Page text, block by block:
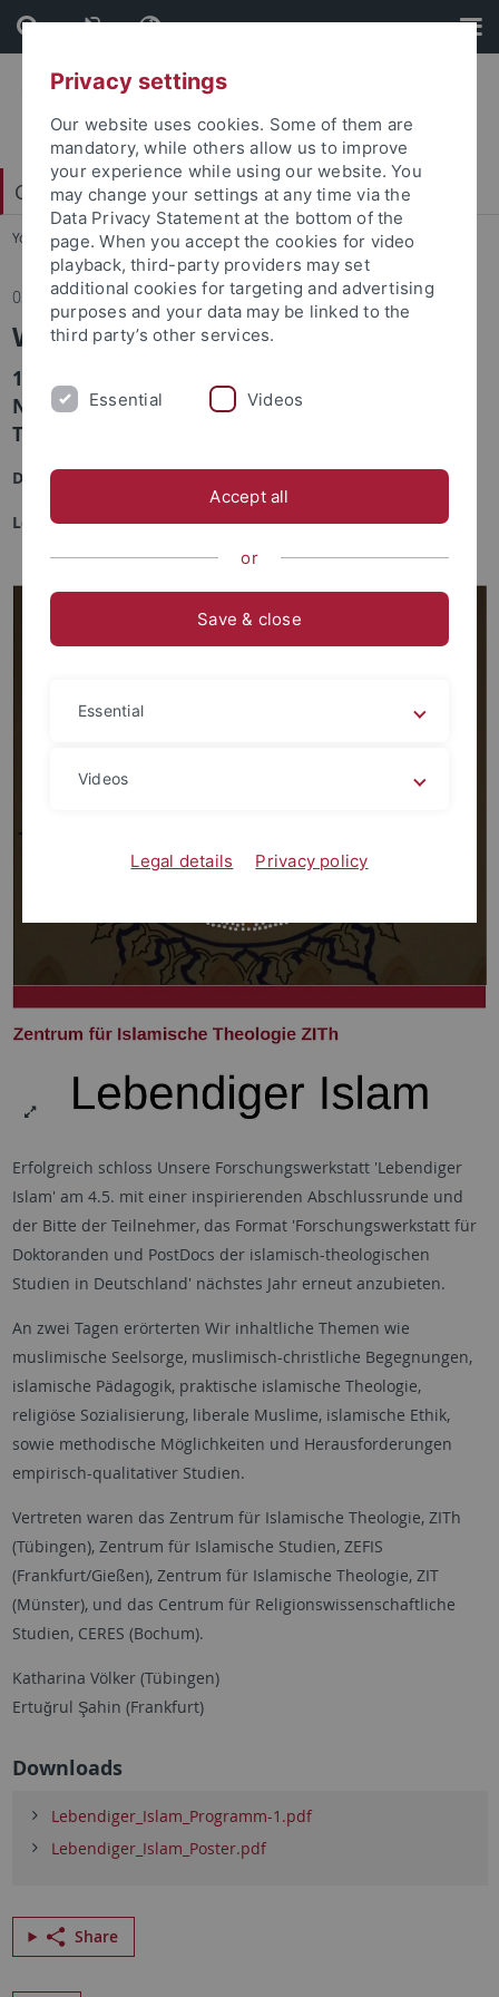
Skip
to
content
Skip
to
footer
Center for Islamic Theology
You are here: Home ... Event archive
03.05.2019
Workshop: "Lebendiger Islam"
1. Wissenschaftlicher Workshop für
NachwuchsforscherInnen der Islamisch-
Theologischen Studien in Deutschland
Date :
Location : Gästehaus Lessingweg 3
Erfolgreich schloss Unsere Forschungswerkstatt 'Lebendiger
Islam' am 4.5. mit einer inspirierenden Abschlussrunde und
der Bitte der Teilnehmer, das Format 'Forschungswerkstatt für
Doktoranden und PostDocs der islamisch-theologischen
Studien in Deutschland' nächstes Jahr erneut anzubieten.
An zwei Tagen erörterten Wir inhaltliche Themen wie
muslimische Seelsorge, muslimisch-christliche Begegnungen,
islamische Pädagogik, praktische islamische Theologie,
religiöse Sozialisierung, liberale Muslime, islamische Ethik,
sowie methodische Möglichkeiten und Herausforderungen
empirisch-qualitativer Studien.
Vertreten waren das Zentrum für Islamische Theologie, ZITh
(Tübingen), Zentrum für Islamische Studien, ZEFIS
(Frankfurt/Gießen), Zentrum für Islamische Theologie, ZIT
(Münster), und das Centrum für Religionswissenschaftliche
Studien, CERES (Bochum).
Katharina Völker (Tübingen)
Ertuğrul Şahin (Frankfurt)
Downloads
Lebendiger_Islam_Programm-1.pdf
Lebendiger_Islam_Poster.pdf
Share
Privacy settings
Our website uses cookies. Some of them are
mandatory, while others allow us to improve
your experience while using our website. You
may change your settings at any time via the
Data Privacy Statement at the bottom of the
page. When you accept the cookies for video
playback, third-party providers may set
additional cookies for targeting and advertising
purposes and your data may be linked to the
third party’s other services.
Essential Videos
Accept all
or
Save & close
Essential
Videos
Legal details Privacy policy